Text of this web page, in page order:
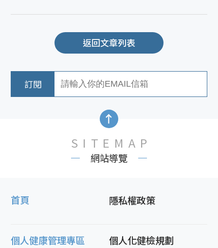
返回文章列表
SITEMAP
網站導覽
首頁 隱私權政策
個人健康管理專區
個人化健檢規劃